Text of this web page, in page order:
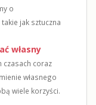
o
jak sztuczna
własny
czasach coraz
własnego
wiele korzyści.